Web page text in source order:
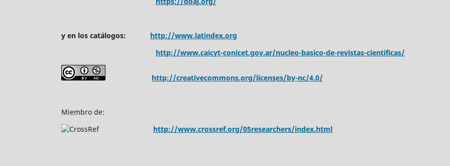
y en los catálogos: http://www.latindex.org
http://www.caicyt-conicet.gov.ar/nucleo-basico-de-revistas-cientificas/
http://creativecommons.org/licenses/by-nc/4.0/
Miembro de:
http://www.crossref.org/05researchers/index.html